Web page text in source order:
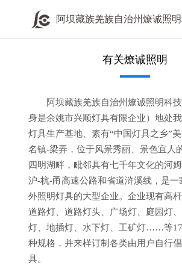
阿坝藏族羌族自治州燎诚照
有关燎诚照明
阿坝藏族羌族自治州燎诚照明科
身是余姚市兴顺灯具有限企业）地处
灯具生产基地、素有“中国灯具之乡”
名镇-梁弄，位于风景秀丽、景色宜人
四明湖畔，毗邻具有七千年文化的河
沪-杭-甬高速公路和省道浒溪线，是一
外照明灯具的大型企业。企业现有高杆
道路灯、道路灯头、广场灯、庭园灯
灯、地插灯、水下灯、工矿灯……等
种规格，并来样订制各类由用户自行
具。